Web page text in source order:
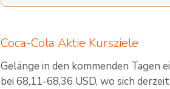
Coca-Cola Aktie Kursziele
Gelänge in den kommenden Tagen
bei 68,11-68,36 USD, wo sich